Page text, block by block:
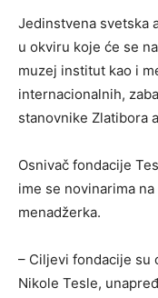
Jedinstvena svetska
u okviru koje će se
muzej institut kao i
internacionalnih,
stanovnike Zlatibora
Osnivač fondacije
ime se novinarima
menadžerka.
– Ciljevi fondacije su
Nikole Tesle,